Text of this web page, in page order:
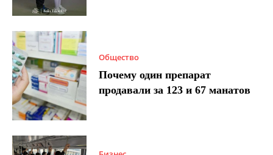
Общество
Почему один препарат
продавали за 123 и 67 манатов